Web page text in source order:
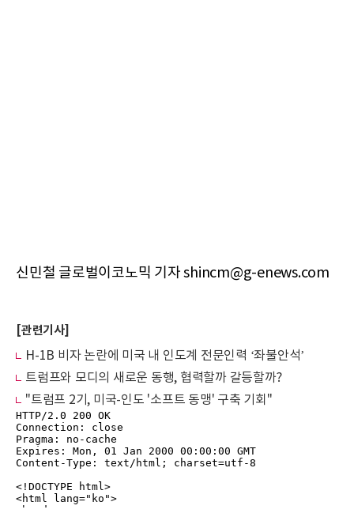
신민철 글로벌이코노믹 기자 shincm@g-enews.com
[관련기사]
H-1B 비자 논란에 미국 내 인도계 전문인력 ‘좌불안석’
트럼프와 모디의 새로운 동행, 협력할까 갈등할까?
"트럼프 2기, 미국-인도 '소프트 동맹' 구축 기회"